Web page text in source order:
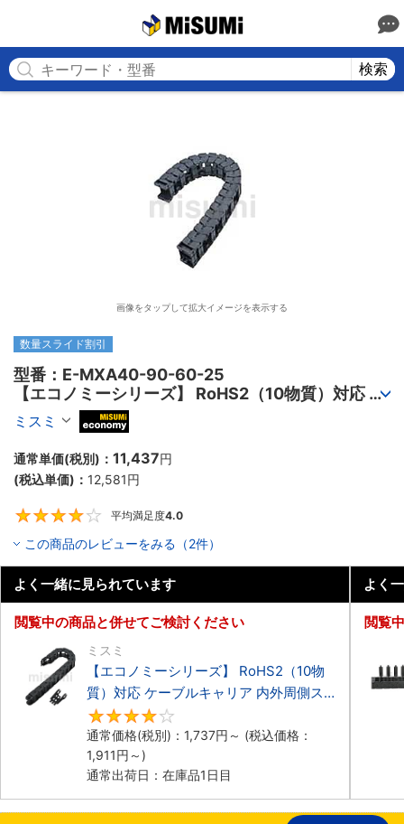
検索
画像をタップして拡大イメージを表示する
数量スライド割引
型番：E-MXA40-90-60-25
【エコノミーシリーズ】 RoHS2（10物質）対応 ケ
ーブルキャリア 低発塵・低騒音タイプ
ミスミ
通常単価(税別)： 11,437円
(税込単価)： 12,581円
平均満足度4.0
この商品のレビューをみる（2件）
よく一緒に見られています
閲覧中の商品と併せてご検討ください
ミスミ
【エコノミーシリーズ】 RoHS2（10物
質）対応 ケーブルキャリア 内外周側ス
ナップ開閉タイプ
通常価格(税別)： 1,737円 ～ (税込価格：
1,911円 ～)
通常出荷日：在庫品1日目
よく
閲覧